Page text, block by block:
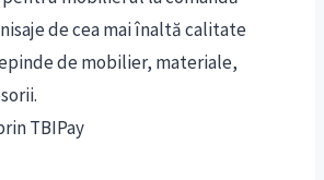
de cea mai înaltă calitate
de mobilier, materiale,
TBIPay